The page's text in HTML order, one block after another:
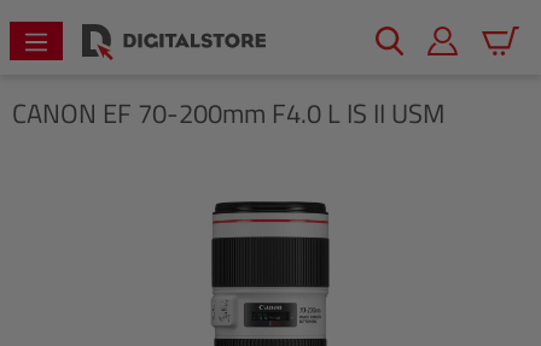
springen
CANON EF 70-200mm F4.0 L IS II USM
Bildergalerie überspringen